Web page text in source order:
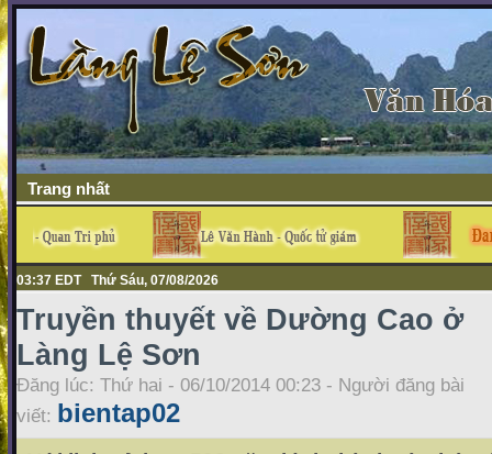
Trang nhất
03:37 EDT Thứ Sáu, 07/08/2026
Truyền thuyết về Dường Cao ở
Làng Lệ Sơn
Đăng lúc: Thứ hai - 06/10/2014 00:23 - Người đăng bài
viết: bientap02